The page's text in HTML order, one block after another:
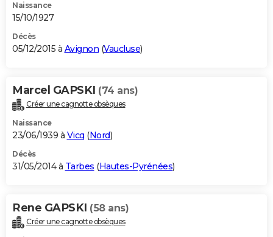
Naissance
15/10/1927
Décès
05/12/2015 à Avignon (Vaucluse)
Marcel GAPSKI (74 ans)
Créer une cagnotte obsèques
Naissance
23/06/1939 à Vicq (Nord)
Décès
31/05/2014 à Tarbes (Hautes-Pyrénées)
Rene GAPSKI (58 ans)
Créer une cagnotte obsèques